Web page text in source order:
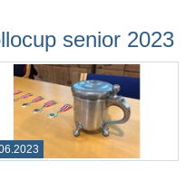
senior 2023